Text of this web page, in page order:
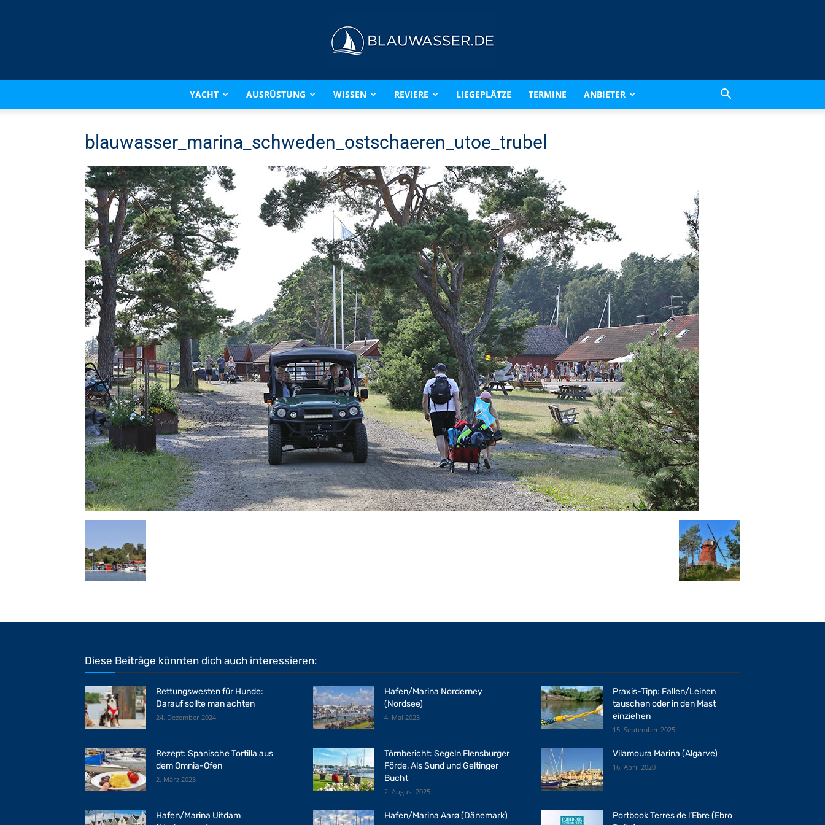
BLAUWASSER.DE
YACHT AUSRÜSTUNG WISSEN REVIERE LIEGEPLÄTZE TERMINE ANBIETER
blauwasser_marina_schweden_ostschaeren_utoe_trubel
Diese Beiträge könnten dich auch interessieren:
Rettungswesten für Hunde:
Darauf sollte man achten
24. Dezember 2024
Hafen/Marina Norderney
(Nordsee)
4. Mai 2023
Praxis-Tipp: Fallen/Leinen
tauschen oder in den Mast
einziehen
15. September 2025
Rezept: Spanische Tortilla aus
dem Omnia-Ofen
2. März 2023
Törnbericht: Segeln Flensburger
Förde, Als Sund und Geltinger
Bucht
2. August 2025
Vilamoura Marina (Algarve)
16. April 2020
Hafen/Marina Uitdam
Hafen/Marina Aarø (Dänemark)
Portbook Terres de l‘Ebre (Ebro